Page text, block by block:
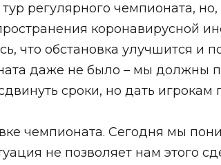
регулярного чемпионата,
коронавирусной
что обстановка улучшится и
даже не было – мы должны
сроки, но дать игрокам
чемпионата. Сегодня мы
не позволяет нам этого